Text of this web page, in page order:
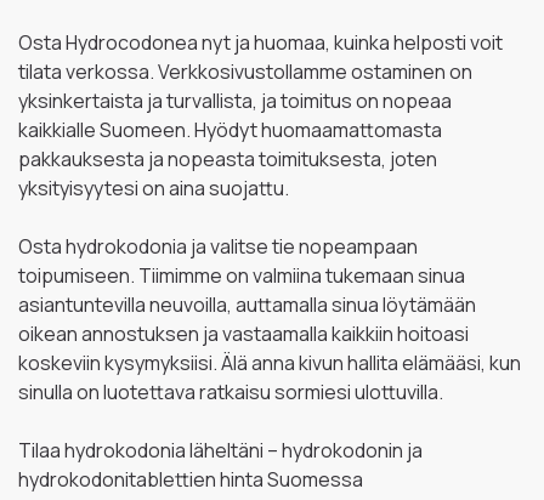
Osta Hydrocodonea nyt ja huomaa, kuinka helposti voit
tilata verkossa. Verkkosivustollamme ostaminen on
yksinkertaista ja turvallista, ja toimitus on nopeaa
kaikkialle Suomeen. Hyödyt huomaamattomasta
pakkauksesta ja nopeasta toimituksesta, joten
yksityisyytesi on aina suojattu.
Osta hydrokodonia ja valitse tie nopeampaan
toipumiseen. Tiimimme on valmiina tukemaan sinua
asiantuntevilla neuvoilla, auttamalla sinua löytämään
oikean annostuksen ja vastaamalla kaikkiin hoitoasi
koskeviin kysymyksiisi. Älä anna kivun hallita elämääsi, kun
sinulla on luotettava ratkaisu sormiesi ulottuvilla.
Tilaa hydrokodonia läheltäni – hydrokodonin ja
hydrokodonitablettien hinta Suomessa